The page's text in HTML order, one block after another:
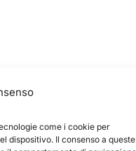
come i cookie per
dispositivo. Il consenso a queste
Pascale e Luigi
mostre